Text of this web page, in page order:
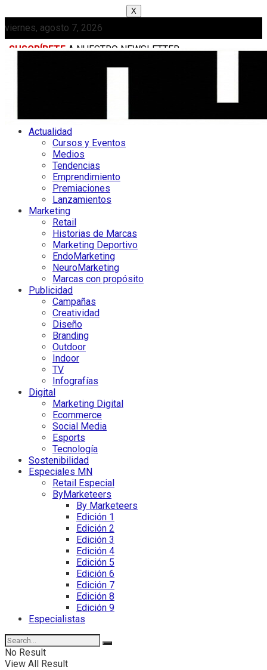
X
viernes, agosto 7, 2026
SUSCRÍBETE A NUESTRO NEWSLETTER
Actualidad
Cursos y Eventos
Medios
Tendencias
Emprendimiento
Premiaciones
Lanzamientos
Marketing
Retail
Historias de Marcas
Marketing Deportivo
EndoMarketing
NeuroMarketing
Marcas con propósito
Publicidad
Campañas
Creatividad
Diseño
Branding
Outdoor
Indoor
TV
Infografías
Digital
Marketing Digital
Ecommerce
Social Media
Esports
Tecnología
Sostenibilidad
Especiales MN
Retail Especial
ByMarketeers
By Marketeers
Edición 1
Edición 2
Edición 3
Edición 4
Edición 5
Edición 6
Edición 7
Edición 8
Edición 9
Especialistas
No Result
View All Result